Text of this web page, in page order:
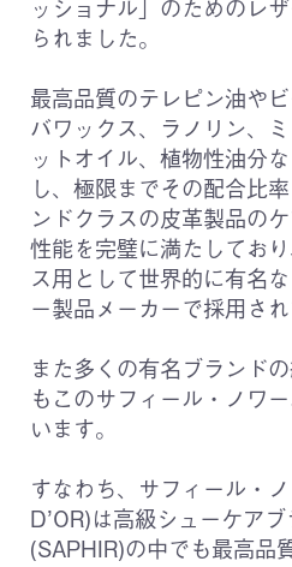
ッショナル」のためのレ
られました。
最高品質のテレピン油や
バワックス、ラノリン、
ットオイル、植物性油分
し、極限までその配合比
ンドクラスの皮革製品の
性能を完璧に満たしてお
ス用として世界的に有名
ー製品メーカーで採用され
また多くの有名ブランド
もこのサフィール・ノワ
います。
すなわち、サフィール・
D’OR)は高級シューケア
(SAPHIR)の中でも最高品